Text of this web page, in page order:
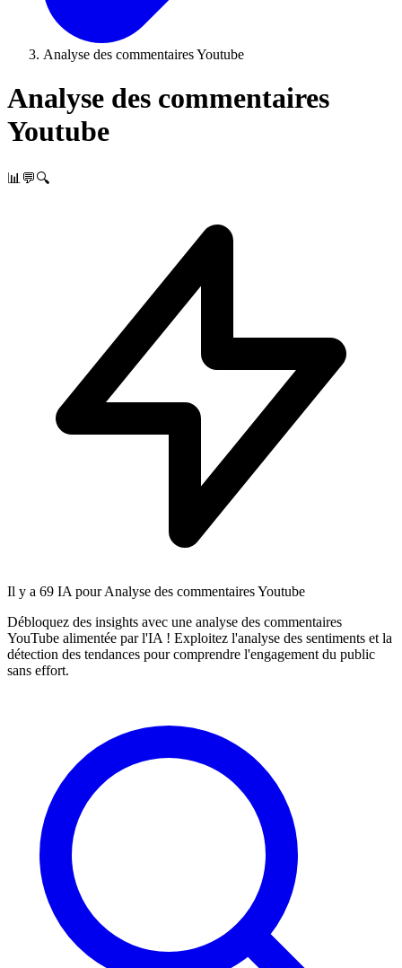
Analyse des commentaires Youtube
Analyse des commentaires
Youtube
📊💬🔍
Il y a 69 IA pour Analyse des commentaires Youtube
Débloquez des insights avec une analyse des commentaires
YouTube alimentée par l'IA ! Exploitez l'analyse des sentiments et la
détection des tendances pour comprendre l'engagement du public
sans effort.